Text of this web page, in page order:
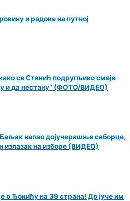
и радове на путној
се Станић подругљиво смеје
и да нестану“ (ФОТО/ВИДЕО)
Баљак напао дојучерашње саборце,
излазак на изборе (ВИДЕО)
о Ђокићу на 39 страна! До јуче им